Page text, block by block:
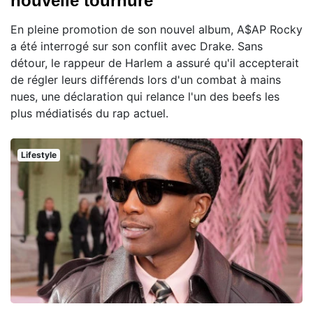
En pleine promotion de son nouvel album, A$AP Rocky
a été interrogé sur son conflit avec Drake. Sans
détour, le rappeur de Harlem a assuré qu'il accepterait
de régler leurs différends lors d'un combat à mains
nues, une déclaration qui relance l'un des beefs les
plus médiatisés du rap actuel.
Lifestyle